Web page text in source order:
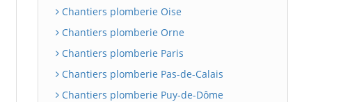
Chantiers plomberie Oise
Chantiers plomberie Orne
Chantiers plomberie Paris
Chantiers plomberie Pas-de-Calais
Chantiers plomberie Puy-de-Dôme